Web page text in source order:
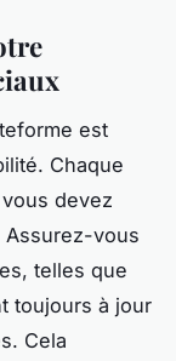
est
Chaque
devez
vous
telles que
toujours à jour
Cela